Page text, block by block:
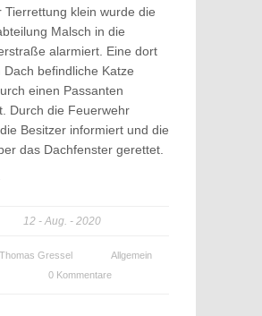
Tierrettung klein wurde die
Malsch in die
alarmiert. Eine dort
Dach befindliche Katze
einen Passanten
Durch die Feuerwehr
Besitzer informiert und die
das Dachfenster gerettet.
12 Aug. 2020
Thomas Gressel
Allgemein
0 Kommentare